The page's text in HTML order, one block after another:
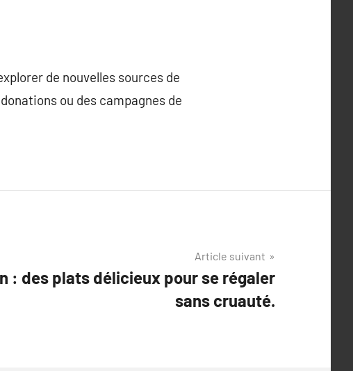
de nouvelles sources de
ou des campagnes de
Article suivant
: des plats délicieux pour se régaler
sans cruauté.